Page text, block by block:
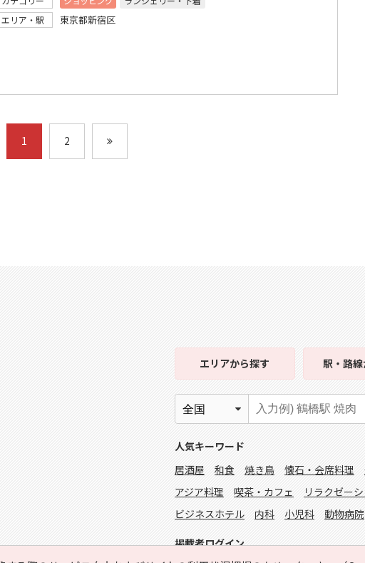
エリア・駅
東京都新宿区
1 2
エリアから探す 駅・路線
人気キーワード
居酒屋
和食 焼き鳥 懐石・会席料理
アジア料理
喫茶・カフェ リラクゼー
ビジネスホテル
内科 小児科 動物病院
掲載者ログイン